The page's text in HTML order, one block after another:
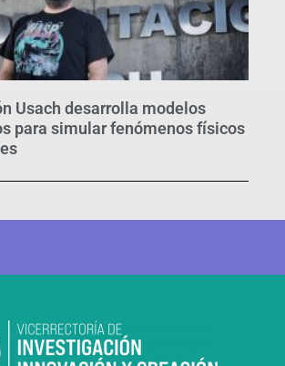
Usach desarrolla modelos
para simular fenómenos físicos